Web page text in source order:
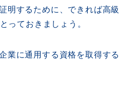
明するために、できれば高級
っておきましょう。
業に通用する資格を取得する